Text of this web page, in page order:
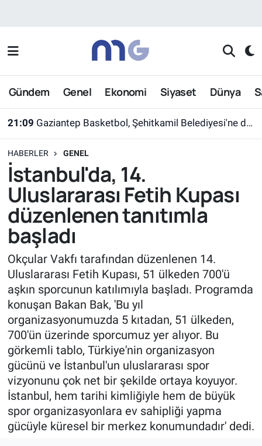
Gündem Genel Ekonomi Siyaset Dünya
21:09 Gaziantep Basketbol, Şehitkamil Belediyesi'ne devredildi
HABERLER GENEL
İstanbul'da, 14.
Uluslararası Fetih Kupası
düzenlenen tanıtımla
başladı
Okçular Vakfı tarafından düzenlenen 14.
Uluslararası Fetih Kupası, 51 ülkeden 700'ü
aşkın sporcunun katılımıyla başladı. Programda
konuşan Bakan Bak, 'Bu yıl
organizasyonumuzda 5 kıtadan, 51 ülkeden,
700'ün üzerinde sporcumuz yer alıyor. Bu
görkemli tablo, Türkiye'nin organizasyon
gücünü ve İstanbul'un uluslararası spor
vizyonunu çok net bir şekilde ortaya koyuyor.
İstanbul, hem tarihi kimliğiyle hem de büyük
spor organizasyonlara ev sahipliği yapma
gücüyle küresel bir merkez konumundadır' dedi.
Nöbetçi Eczaneler
Hava Durumu
Süper Lig Puan Durumu ve Fikstür
Tüm Manşetler
Son Dakika Haberleri
Haber Arşivi